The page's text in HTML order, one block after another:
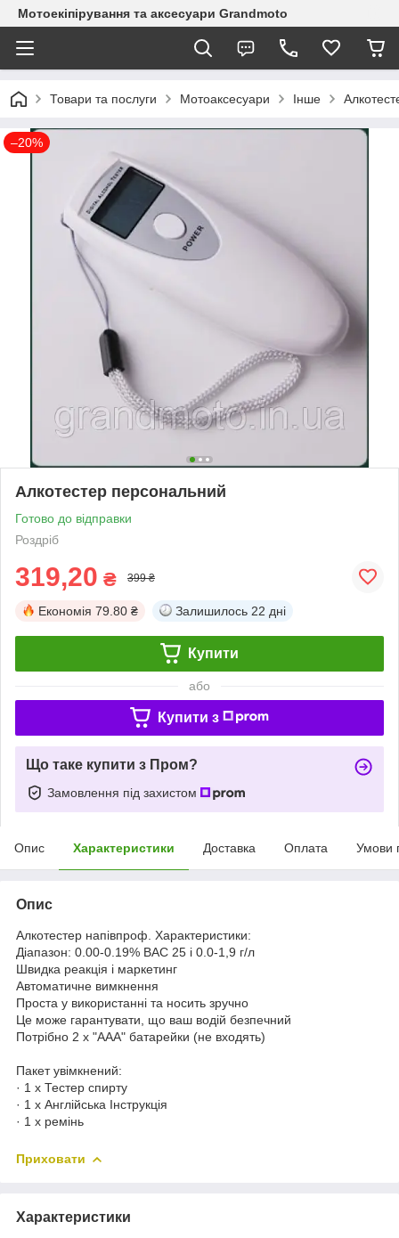
Мотоекіпірування та аксесуари Grandmoto
Товари та послуги Мотоаксесуари Інше
–20%
Алкотестер персональний
Готово до відправки
Роздріб
319,20 ₴ 399 ₴
Економія 79.80 ₴ Залишилось 22 дні
Купити
або
Купити з
Що таке купити з Пром?
Замовлення під захистом
Опис Характеристики Доставка Оплата Умови
Опис
Алкотестер напівпроф. Характеристики:
Діапазон: 0.00-0.19% BAC 25 і 0.0-1,9 г/л
Швидка реакція і маркетинг
Автоматичне вимкнення
Проста у використанні та носить зручно
Це може гарантувати, що ваш водій безпечний
Потрібно 2 х "AAA" батарейки (не входять)
Пакет увімкнений:
· 1 х Тестер спирту
· 1 х Англійська Інструкція
· 1 х ремінь
Приховати
Характеристики